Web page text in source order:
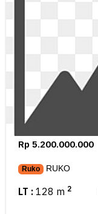
Rp 5.200.000.000
Ruko RUKO
LT : 128 m 2